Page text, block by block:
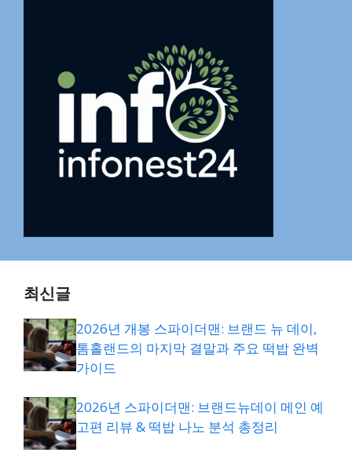
최신글
2026년 개봉 스파이더맨: 브랜드 뉴 데이,
톰홀랜드의 마지막 결말과 주요 떡밥 완벽
가이드
2026년 스파이더맨: 브랜드뉴데이 메인 예
고편 리뷰 & 떡밥 나노 분석 총정리